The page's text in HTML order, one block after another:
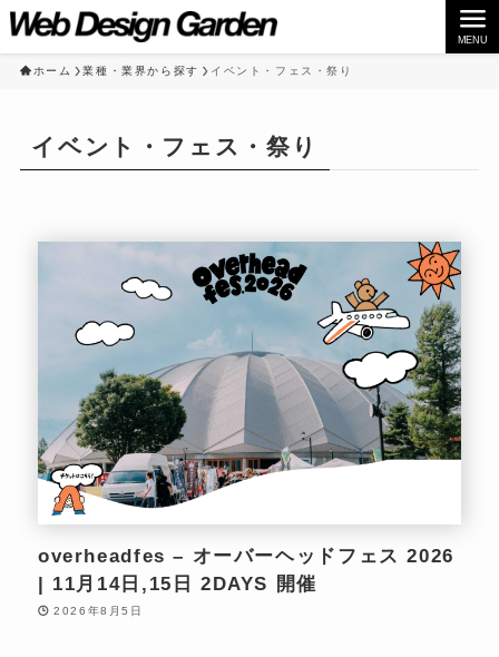
MENU
ホーム 業種・業界から探す イベント・フェス・祭り
イベント・フェス・祭り
overheadfes – オーバーヘッドフェス 2026
| 11月14日,15日 2DAYS 開催
2026年8月5日